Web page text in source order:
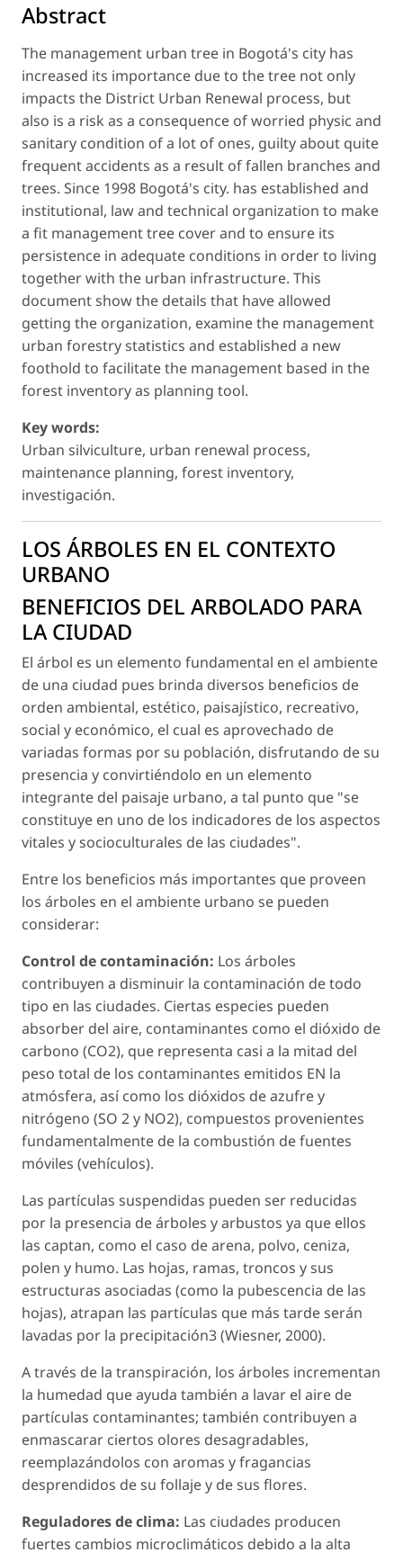
Abstract
The management urban tree in Bogotá's city has
increased its importance due to the tree not only
impacts the District Urban Renewal process, but
also is a risk as a consequence of worried physic and
sanitary condition of a lot of ones, guilty about quite
frequent accidents as a result of fallen branches and
trees. Since 1998 Bogotá's city. has established and
institutional, law and technical organization to make
a fit management tree cover and to ensure its
persistence in adequate conditions in order to living
together with the urban infrastructure. This
document show the details that have allowed
getting the organization, examine the management
urban forestry statistics and established a new
foothold to facilitate the management based in the
forest inventory as planning tool.
Key words:
Urban silviculture, urban renewal process,
maintenance planning, forest inventory,
investigación.
LOS ÁRBOLES EN EL CONTEXTO
URBANO
BENEFICIOS DEL ARBOLADO PARA
LA CIUDAD
El árbol es un elemento fundamental en el ambiente
de una ciudad pues brinda diversos beneficios de
orden ambiental, estético, paisajístico, recreativo,
social y económico, el cual es aprovechado de
variadas formas por su población, disfrutando de su
presencia y convirtiéndolo en un elemento
integrante del paisaje urbano, a tal punto que "se
constituye en uno de los indicadores de los aspectos
vitales y socioculturales de las ciudades".
Entre los beneficios más importantes que proveen
los árboles en el ambiente urbano se pueden
considerar:
Control de contaminación: Los árboles
contribuyen a disminuir la contaminación de todo
tipo en las ciudades. Ciertas especies pueden
absorber del aire, contaminantes como el dióxido de
carbono (CO2), que representa casi a la mitad del
peso total de los contaminantes emitidos EN la
atmósfera, así como los dióxidos de azufre y
nitrógeno (SO 2 y NO2), compuestos provenientes
fundamentalmente de la combustión de fuentes
móviles (vehículos).
Las partículas suspendidas pueden ser reducidas
por la presencia de árboles y arbustos ya que ellos
las captan, como el caso de arena, polvo, ceniza,
polen y humo. Las hojas, ramas, troncos y sus
estructuras asociadas (como la pubescencia de las
hojas), atrapan las partículas que más tarde serán
lavadas por la precipitación3 (Wiesner, 2000).
A través de la transpiración, los árboles incrementan
la humedad que ayuda también a lavar el aire de
partículas contaminantes; también contribuyen a
enmascarar ciertos olores desagradables,
reemplazándolos con aromas y fragancias
desprendidos de su follaje y de sus flores.
Reguladores de clima: Las ciudades producen
fuertes cambios microclimáticos debido a la alta